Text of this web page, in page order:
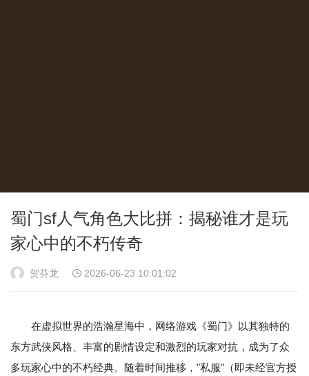
蜀门sf人气角色大比拼：揭秘谁才是玩
家心中的不朽传奇
贺芬龙 2026-06-23 10:01:02
在虚拟世界的浩瀚星海中，网络游戏《蜀门》以其独特的
东方武侠风格、丰富的剧情设定和激烈的玩家对抗，成为了众
多玩家心中的不朽经典。随着时间推移，"私服"（即未经官方授